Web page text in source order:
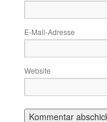
E-Mail-Adresse
Website